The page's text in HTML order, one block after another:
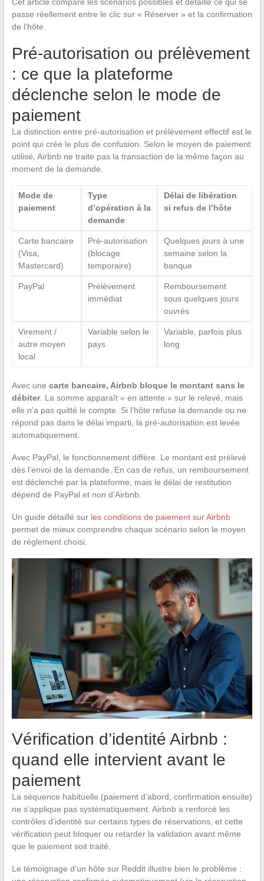
passe réellement entre le clic sur « Réserver » et la confirmation
de l’hôte.
Pré-autorisation ou prélèvement
: ce que la plateforme
déclenche selon le mode de
paiement
La distinction entre pré-autorisation et prélèvement effectif est le
point qui crée le plus de confusion. Selon le moyen de paiement
utilisé, Airbnb ne traite pas la transaction de la même façon au
moment de la demande.
Mode de
paiement
Type
d’opération à la
demande
Délai de libération
si refus de l’hôte
Carte bancaire
(Visa,
Mastercard)
Pré-autorisation
(blocage
temporaire)
Quelques jours à une
semaine selon la
banque
PayPal
Prélèvement
immédiat
Remboursement
sous quelques jours
ouvrés
Virement /
autre moyen
local
Variable selon le
pays
Variable, parfois plus
long
Avec une carte bancaire, Airbnb bloque le montant sans le
débiter. La somme apparaît « en attente » sur le relevé, mais
elle n’a pas quitté le compte. Si l’hôte refuse la demande ou ne
répond pas dans le délai imparti, la pré-autorisation est levée
automatiquement.
Avec PayPal, le fonctionnement diffère. Le montant est prélevé
dès l’envoi de la demande. En cas de refus, un remboursement
est déclenché par la plateforme, mais le délai de restitution
dépend de PayPal et non d’Airbnb.
Un guide détaillé sur les conditions de paiement sur Airbnb
permet de mieux comprendre chaque scénario selon le moyen
de règlement choisi.
Vérification d’identité Airbnb :
quand elle intervient avant le
paiement
La séquence habituelle (paiement d’abord, confirmation ensuite)
ne s’applique pas systématiquement. Airbnb a renforcé les
contrôles d’identité sur certains types de réservations, et cette
vérification peut bloquer ou retarder la validation avant même
que le paiement soit traité.
Le témoignage d’un hôte sur Reddit illustre bien le problème :